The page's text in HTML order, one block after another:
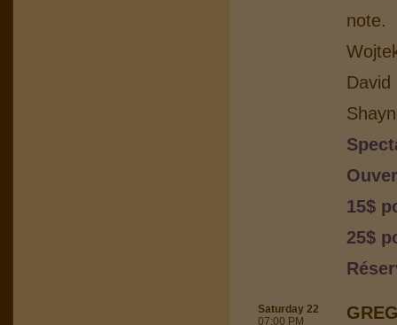
note.
David
15$
25$
Saturday 22
07:00 PM